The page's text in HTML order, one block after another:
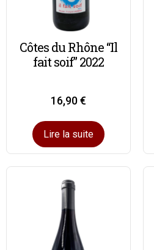
Côtes du Rhône “Il
fait soif” 2022
16,90€
Lire la suite